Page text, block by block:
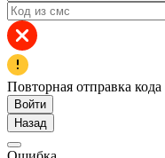
Повторная отправка
Войти
Назад